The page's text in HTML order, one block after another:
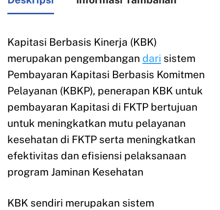
Kapitasi Berbasis Kinerja (KBK)
merupakan pengembangan dari sistem
Pembayaran Kapitasi Berbasis Komitmen
Pelayanan (KBKP), penerapan KBK untuk
pembayaran Kapitasi di FKTP bertujuan
untuk meningkatkan mutu pelayanan
kesehatan di FKTP serta meningkatkan
efektivitas dan efisiensi pelaksanaan
program Jaminan Kesehatan
KBK sendiri merupakan sistem